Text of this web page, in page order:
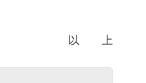
以 上